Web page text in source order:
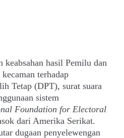
keabsahan hasil Pemilu dan
terhadap
Tetap (DPT), surat suara
sistem
Foundation for Electoral
dari Amerika Serikat.
dugaan penyelewengan